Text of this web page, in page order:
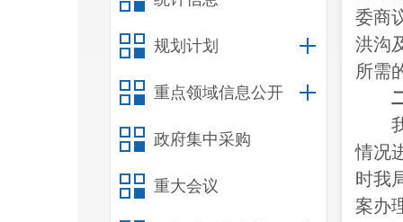
规划计划
重点领域信息公开
政府集中采购
重大会议
委商
洪沟
所需
情况
时我
案办